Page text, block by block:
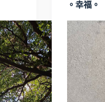
。幸福。